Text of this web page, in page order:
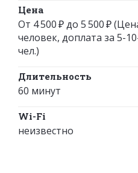
Цена
От 4 500 ₽ до 5 500 ₽
человек, доплата за 5-
чел.)
Длительность
60 минут
Wi-Fi
неизвестно